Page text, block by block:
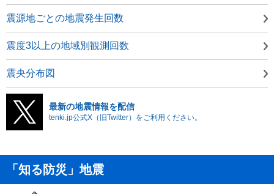
震源地ごとの地震発生回数
震度3以上の地域別観測回数
震央分布図
最新の地震情報を配信
tenki.jp公式X（旧Twitter）をご利用ください。
「知る防災」地震